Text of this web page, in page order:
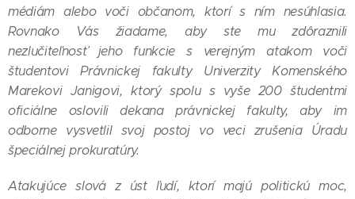
médiám alebo voči občanom, ktorí s ním nesúhlasia.
Rovnako Vás žiadame, aby ste mu zdôraznili
nezlučiteľnosť jeho funkcie s verejným atakom voči
študentovi Právnickej fakulty Univerzity Komenského
Marekovi Janigovi, ktorý spolu s vyše 200 študentmi
oficiálne oslovili dekana právnickej fakulty, aby im
odborne vysvetlil svoj postoj vo veci zrušenia Úradu
špeciálnej prokuratúry.
Atakujúce slová z úst ľudí, ktorí majú politickú moc,